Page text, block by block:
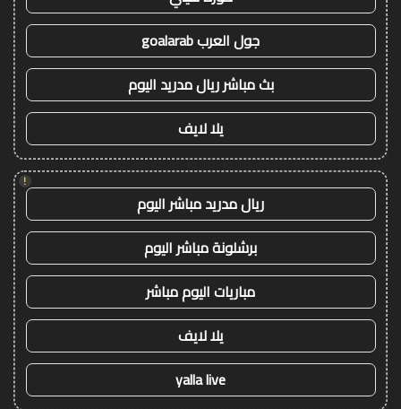
جول العرب goalarab
بث مباشر ريال مدريد اليوم
يلا لايف
!
ريال مدريد مباشر اليوم
برشلونة مباشر اليوم
مباريات اليوم مباشر
يلا لايف
yalla live